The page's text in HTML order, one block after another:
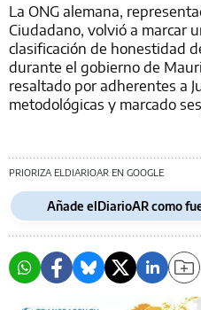
La ONG alemana,
Ciudadano, volvió a marcar
clasificación de honestidad
durante el gobierno de
resaltado por adherentes a
metodológicas y marcado
PRIORIZA ELDIARIOAR EN GOOGLE
Añade elDiarioAR como